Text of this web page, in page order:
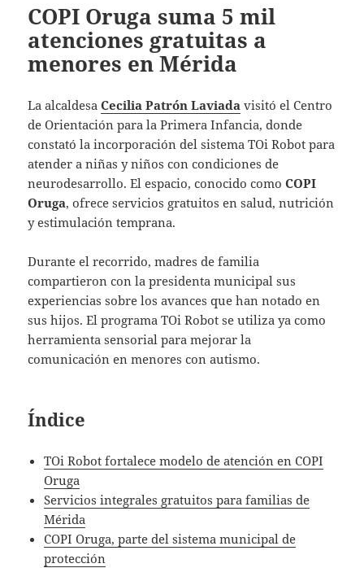
COPI Oruga suma 5 mil
atenciones gratuitas a
menores en Mérida
La alcaldesaCecilia Patrón Laviada visitó el Centro
de Orientación para la Primera Infancia, donde
constató la incorporación del sistema TOi Robot para
atender a niñas y niños con condiciones de
neurodesarrollo. El espacio, conocido comoCOPI
Oruga, ofrece servicios gratuitos en salud, nutrición
y estimulación temprana.
Durante el recorrido, madres de familia
compartieron con la presidenta municipal sus
experiencias sobre los avances que han notado en
sus hijos. El programa TOi Robot se utiliza ya como
herramienta sensorial para mejorar la
comunicación en menores con autismo.
Índice
TOi Robot fortalece modelo de atención en COPI
Oruga
Servicios integrales gratuitos para familias de
Mérida
COPI Oruga, parte del sistema municipal de
protección